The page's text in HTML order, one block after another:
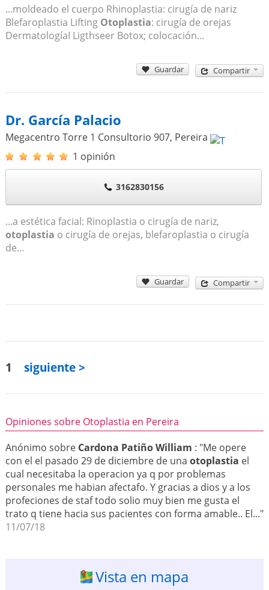
...moldeado el cuerpo Rhinoplastia: cirugía de nariz
Blefaroplastia Lifting Otoplastia: cirugía de orejas
DermatologíaI Ligthseer Botox; colocación...
Guardar Compartir
Dr. García Palacio
Megacentro Torre 1 Consultorio 907, Pereira
1 opinión
3162830156
...a estética facial: Rinoplastia o cirugía de nariz,
otoplastia o cirugía de orejas, blefaroplastia o cirugía
de...
Guardar Compartir
1 siguiente >
Opiniones sobre Otoplastia en Pereira
Anónimo sobre Cardona Patiño William : "Me opere
con el el pasado 29 de diciembre de una otoplastia el
cual necesitaba la operacion ya q por problemas
personales me habian afectafo. Y gracias a dios y a los
profeciones de staf todo solio muy bien me gusta el
trato q tiene hacia sus pacientes con forma amable.. El..."
11/07/18
Vista en mapa